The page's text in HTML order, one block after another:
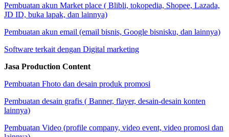
Pembuatan akun Market place ( Blibli, tokopedia, Shopee, Lazada,
JD ID, buka lapak, dan lainnya)
Pembuatan akun email (email bisnis, Google bisnisku, dan lainnya)
Software terkait dengan Digital marketing
Jasa Production Content
Pembuatan Fhoto dan desain produk promosi
Pembuatan desain grafis ( Banner, flayer, desain-desain konten
lainnya)
Pembuatan Video (profile company, video event, video promosi dan